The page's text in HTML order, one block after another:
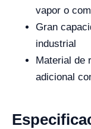
vapor o
Gran
industrial
Material de
adicional